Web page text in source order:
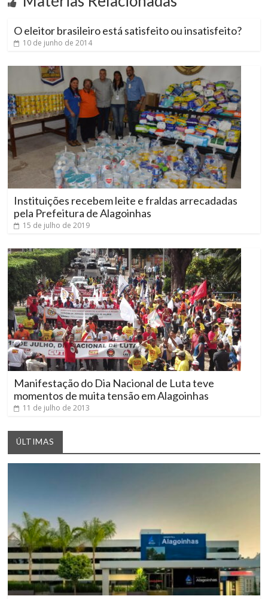
O eleitor brasileiro está satisfeito ou insatisfeito?
10 de junho de 2014
Instituições recebem leite e fraldas arrecadadas
pela Prefeitura de Alagoinhas
15 de julho de 2019
Manifestação do Dia Nacional de Luta teve
momentos de muita tensão em Alagoinhas
11 de julho de 2013
ÚLTIMAS